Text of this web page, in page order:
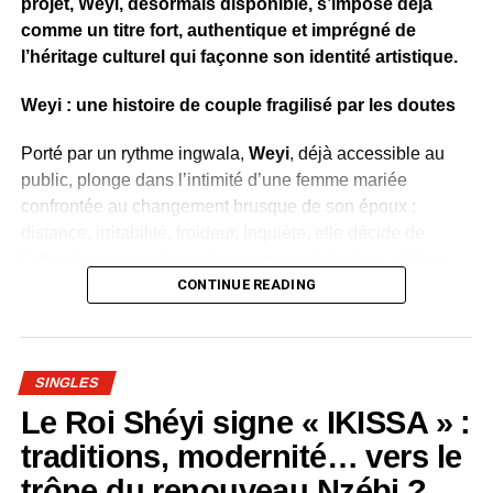
livrent une chanson qui célèbre le village, l’identité
culturelle et l’attachement au terroir gabonais.
WhatsApp
FacebookTelegram
Email
>>
projet, Weyi, désormais disponible, s’impose déjà
comme un titre fort, authentique et imprégné de
l’héritage culturel qui façonne son identité artistique.
Weyi : une histoire de couple fragilisé par les doutes
Porté par un rythme ingwala, Weyi, déjà accessible au
public, plonge dans l’intimité d’une femme mariée
confrontée au changement brusque de son époux :
Dans ce morceau, elle réaffirme son amour tout en
rappelant à son conjoint de ne pas se laisser influencer
alors un message universel sur la confiance, la
communication et la résistance face aux on-dit.
Avec ce titre, Carine Mirly démontre sa capacité à
raconter des moments sensibles du quotidien à
CONTINUE READING
SINGLES
Le Roi Shéyi signe « IKISSA » :
traditions, modernité… vers le